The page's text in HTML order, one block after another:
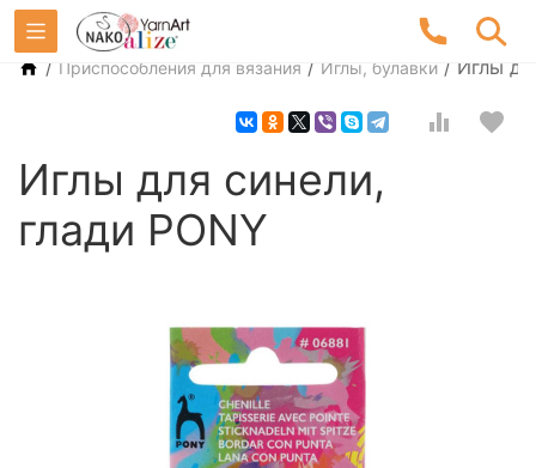
/ Приспособления для вязания / Иглы, булавки / Иглы
Иглы для синели,
глади PONY